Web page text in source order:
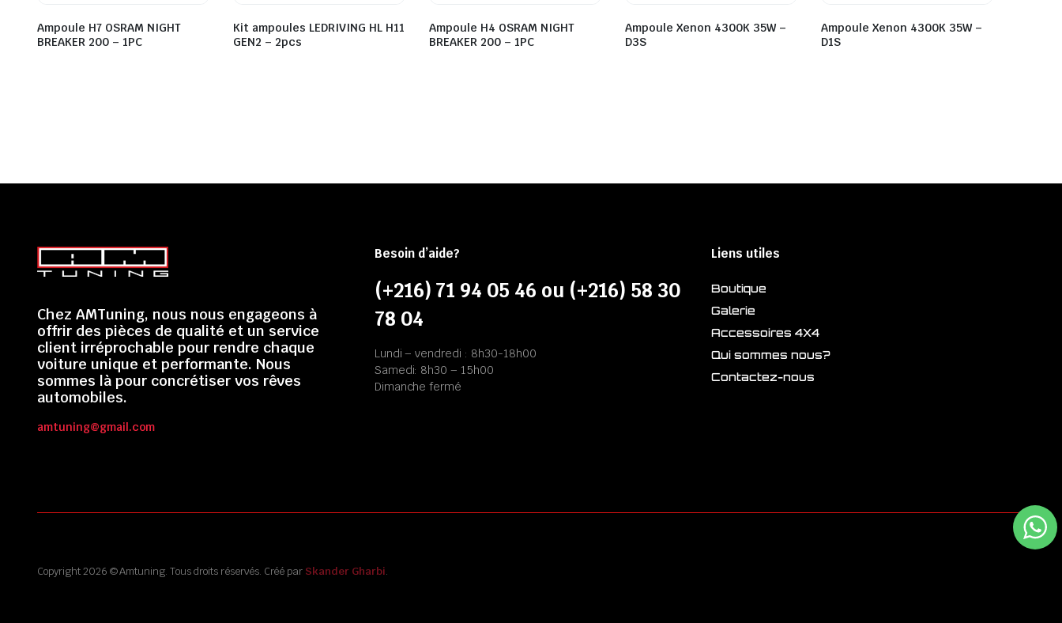
Ampoule H7 OSRAM NIGHT
BREAKER 200 – 1PC
Kit ampoules LEDRIVING HL H11
GEN2 – 2pcs
Ampoule H4 OSRAM NIGHT
BREAKER 200 – 1PC
Ampoule Xenon 4300K 35W –
D3S
Ampoule Xenon 4300K 35W –
D1S
Chez AMTuning, nous nous engageons à
offrir des pièces de qualité et un service
client irréprochable pour rendre chaque
voiture unique et performante. Nous
sommes là pour concrétiser vos rêves
automobiles.
amtuning@gmail.com
Besoin d’aide?
(+216) 71 94 05 46 ou (+216) 58 30
78 04
Lundi – vendredi : 8h30-18h00
Samedi: 8h30 – 15h00
Dimanche fermé
Liens utiles
Boutique
Galerie
Accessoires 4X4
Qui sommes nous?
Contactez-nous
Copyright 2026 © Amtuning. Tous droits réservés. Créé par Skander Gharbi.